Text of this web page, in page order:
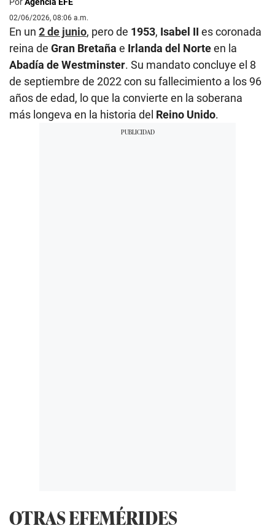
02/06/2026, 08:06 a.m.
En un 2 de junio, pero de 1953, Isabel II es coronada
reina de Gran Bretaña e Irlanda del Norteen la
Abadía de Westminster. Su mandato concluye el 8
de septiembre de 2022 con su fallecimiento a los 96
años de edad, lo que la convierte en la soberana
más longeva en la historia del Reino Unido.
OTRAS EFEMÉRIDES